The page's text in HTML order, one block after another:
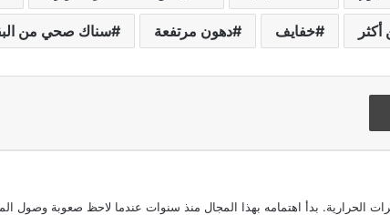
أكثر خفايف دهون مرتفعة سناك صحي من
بدأ اهتمامه بهذا المجال منذ سنوات عندما لاحظ صعوبة وصول